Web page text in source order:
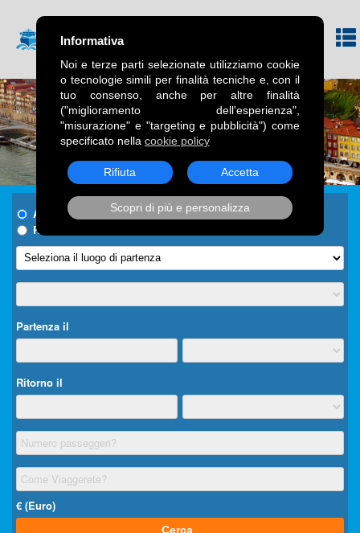
Informativa
Noi e terze parti selezionate utilizziamo cookie
o tecnologie simili per finalità tecniche e, con il
tuo consenso, anche per altre finalità
("miglioramento dell'esperienza",
"misurazione" e "targeting e pubblicità") come
specificato nella cookie policy
Rifiuta Accetta
Scopri di più e personalizza